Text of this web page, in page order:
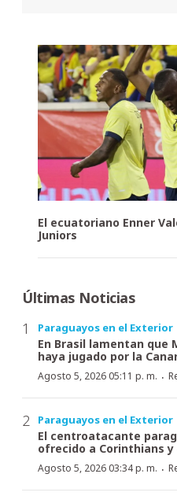
El ecuatoriano Enner
Juniors
Últimas Noticias
Paraguayos en el Exterior
En Brasil lamentan que
haya jugado por la
Agosto 5, 2026 05:11 p. m. ·
Paraguayos en el Exterior
El centroatacante
ofrecido a Corinthians y
Agosto 5, 2026 03:34 p. m. ·